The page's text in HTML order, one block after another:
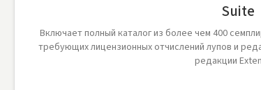
Suite
Включает полный каталог из более чем 400
требующих лицензионных отчислений лупов и
редакции